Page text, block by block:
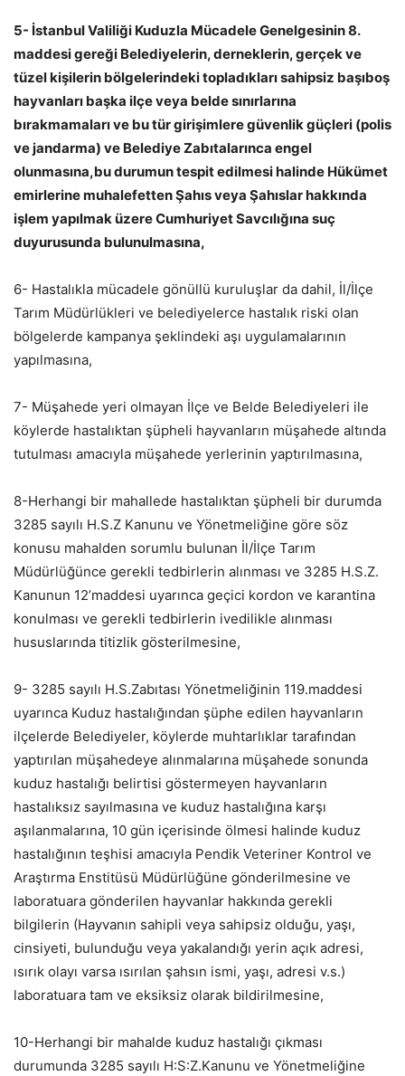
5- İstanbul Valiliği Kuduzla Mücadele Genelgesinin 8.
maddesi gereği Belediyelerin, derneklerin, gerçek ve
tüzel kişilerin bölgelerindeki topladıkları sahipsiz başıboş
hayvanları başka ilçe veya belde sınırlarına
bırakmamaları ve bu tür girişimlere güvenlik güçleri (polis
ve jandarma) ve Belediye Zabıtalarınca engel
olunmasına,bu durumun tespit edilmesi halinde Hükümet
emirlerine muhalefetten Şahıs veya Şahıslar hakkında
işlem yapılmak üzere Cumhuriyet Savcılığına suç
duyurusunda bulunulmasına,
6- Hastalıkla mücadele gönüllü kuruluşlar da dahil, İl/İlçe
Tarım Müdürlükleri ve belediyelerce hastalık riski olan
bölgelerde kampanya şeklindeki aşı uygulamalarının
yapılmasına,
7- Müşahede yeri olmayan İlçe ve Belde Belediyeleri ile
köylerde hastalıktan şüpheli hayvanların müşahede altında
tutulması amacıyla müşahede yerlerinin yaptırılmasına,
8-Herhangi bir mahallede hastalıktan şüpheli bir durumda
3285 sayılı H.S.Z Kanunu ve Yönetmeliğine göre söz
konusu mahalden sorumlu bulunan İl/İlçe Tarım
Müdürlüğünce gerekli tedbirlerin alınması ve 3285 H.S.Z.
Kanunun 12’maddesi uyarınca geçici kordon ve karantina
konulması ve gerekli tedbirlerin ivedilikle alınması
hususlarında titizlik gösterilmesine,
9- 3285 sayılı H.S.Zabıtası Yönetmeliğinin 119.maddesi
uyarınca Kuduz hastalığından şüphe edilen hayvanların
ilçelerde Belediyeler, köylerde muhtarlıklar tarafından
yaptırılan müşahedeye alınmalarına müşahede sonunda
kuduz hastalığı belirtisi göstermeyen hayvanların
hastalıksız sayılmasına ve kuduz hastalığına karşı
aşılanmalarına, 10 gün içerisinde ölmesi halinde kuduz
hastalığının teşhisi amacıyla Pendik Veteriner Kontrol ve
Araştırma Enstitüsü Müdürlüğüne gönderilmesine ve
laboratuara gönderilen hayvanlar hakkında gerekli
bilgilerin (Hayvanın sahipli veya sahipsiz olduğu, yaşı,
cinsiyeti, bulunduğu veya yakalandığı yerin açık adresi,
ısırık olayı varsa ısırılan şahsın ismi, yaşı, adresi v.s.)
laboratuara tam ve eksiksiz olarak bildirilmesine,
10-Herhangi bir mahalde kuduz hastalığı çıkması
durumunda 3285 sayılı H:S:Z.Kanunu ve Yönetmeliğine